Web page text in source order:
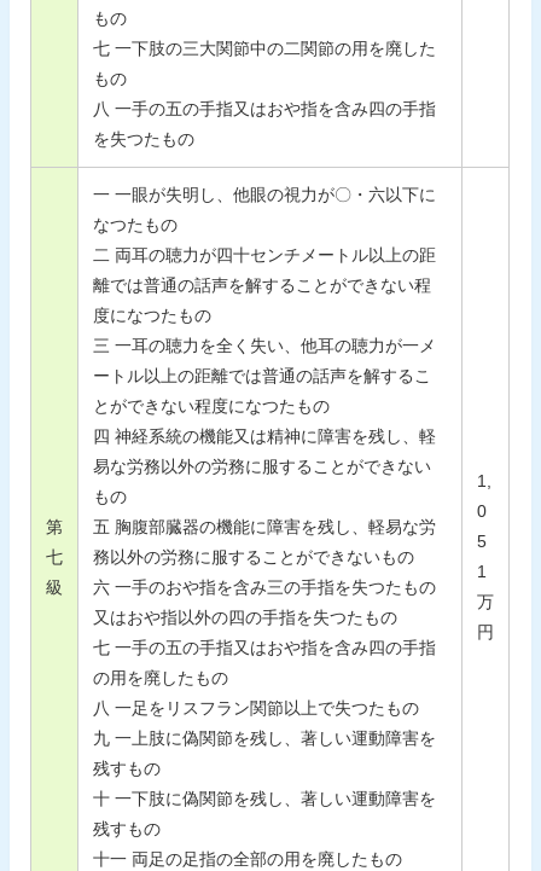
もの
七 一下肢の三大関節中の二関節の用を廃した
もの
八 一手の五の手指又はおや指を含み四の手指
を失つたもの
第
七
級
一 一眼が失明し、他眼の視力が〇・六以下に
なつたもの
二 両耳の聴力が四十センチメートル以上の距
離では普通の話声を解することができない程
度になつたもの
三 一耳の聴力を全く失い、他耳の聴力が一メ
ートル以上の距離では普通の話声を解するこ
とができない程度になつたもの
四 神経系統の機能又は精神に障害を残し、軽
易な労務以外の労務に服することができない
もの
五 胸腹部臓器の機能に障害を残し、軽易な労
務以外の労務に服することができないもの
六 一手のおや指を含み三の手指を失つたもの
又はおや指以外の四の手指を失つたもの
七 一手の五の手指又はおや指を含み四の手指
の用を廃したもの
八 一足をリスフラン関節以上で失つたもの
九 一上肢に偽関節を残し、著しい運動障害を
残すもの
十 一下肢に偽関節を残し、著しい運動障害を
残すもの
十一 両足の足指の全部の用を廃したもの
1,
0
5
1
万
円